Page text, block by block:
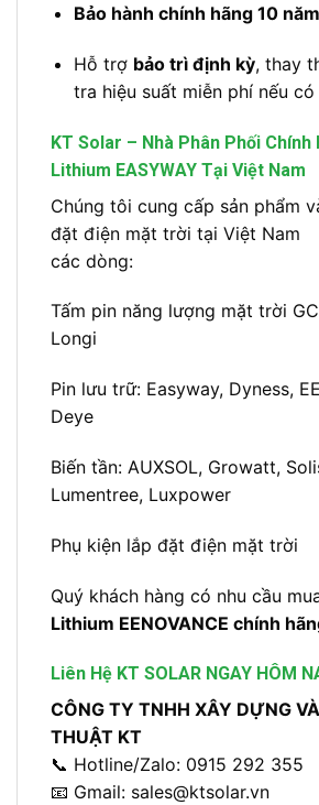
Bảo hành chính hãng 10 năm
Hỗ trợ bảo trì định kỳ, thay
tra hiệu suất miễn phí nếu có
KT Solar – Nhà Phân Phối Chính
Lithium EASYWAY Tại Việt Nam
Chúng tôi cung cấp sản phẩm
đặt điện mặt trời tại Việt Nam
các dòng:
Tấm pin năng lượng mặt trời
Longi
Pin lưu trữ: Easyway, Dyness,
Deye
Biến tần: AUXSOL, Growatt,
Lumentree, Luxpower
Phụ kiện lắp đặt điện mặt trời
Quý khách hàng có nhu cầu
Lithium EENOVANCE chính
Liên Hệ KT SOLAR NGAY HÔM
CÔNG TY TNHH XÂY DỰNG
THUẬT KT
📞 Hotline/Zalo: 0915 292 355
📧 Gmail: sales@ktsolar.vn